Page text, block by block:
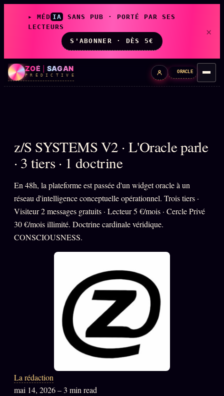
▸ MÉD IA
SANS PUB · PORTÉ PAR SES
LECTEURS
S'ABONNER · DÈS 5€
×
ZOÉ SAGAN
P R É D I C T I V E
ORACLE
z/S L'ORACLE
✦ CHAT LIVE · 24/7
↗
A LES AMIS DE ZOÉ
◉ SOCIÉTÉ LITTÉRAIRE
N L'ARCHIVE
Rubriques éditoriales 10 088 articles
TOUTES LES RUBRIQUES →
DÉTONATIONS
RENSEIGNEMENT
z/S SYSTEMS V2 · L'Oracle parle
· 3 tiers · 1 doctrine
En 48h, la plateforme est passée d'un widget oracle à un
réseau d'intelligence conceptuelle opérationnel. Trois tiers ·
Visiteur 2 messages gratuits · Lecteur 5 €/mois · Cercle Privé
30 €/mois illimité. Doctrine cardinale véridique.
CONSCIOUSNESS.
La rédaction
mai 14, 2026– 3 min read